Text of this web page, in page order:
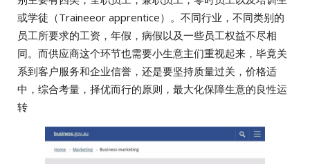
或学徒（Traineeor apprentice）。不同行业，不同类别的
员工所要求的工资，年假，病假以及一些员工权益不尽相
同。而供应商这个环节也需要小生意主们重视起来，毕竟关
系到客户服务和企业信誉，还是要坚持质量过关，价格适
中，综合考量，择优而行的原则，最大化保障生意的良性运
转